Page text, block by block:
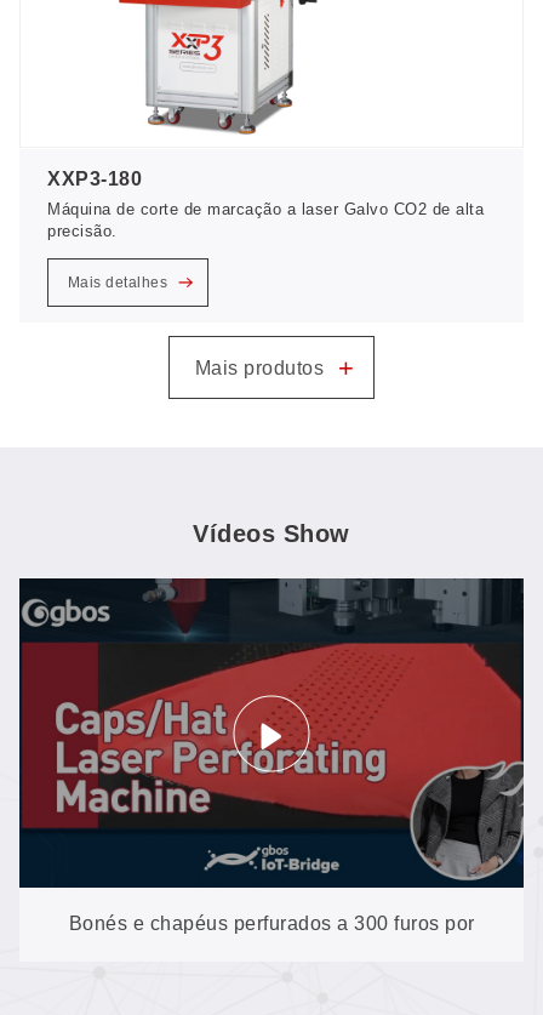
XXP3-180
Máquina de corte de marcação a laser Galvo CO2 de alta
precisão.
Mais detalhes
Mais produtos +
Vídeos Show
Bonés e chapéus perfurados a 300 furos por